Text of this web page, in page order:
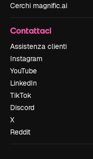
Cerchi magnific.ai
Contattaci
Assistenza clienti
Instagram
YouTube
LinkedIn
TikTok
Discord
X
Reddit